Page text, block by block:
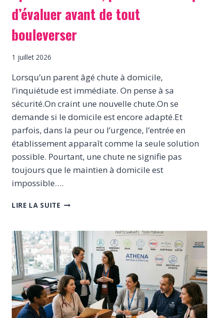
d’évaluer avant de tout
bouleverser
1 juillet 2026
Lorsqu’un parent âgé chute à domicile,
l’inquiétude est immédiate. On pense à sa
sécurité.On craint une nouvelle chute.On se
demande si le domicile est encore adapté.Et
parfois, dans la peur ou l’urgence, l’entrée en
établissement apparaît comme la seule solution
possible. Pourtant, une chute ne signifie pas
toujours que le maintien à domicile est
impossible….
LIRE LA SUITEAPRÈS
PRENONS
LE
TEMPS
D’ÉVALUER
AVANT
DE
TOUT
BOULEVERSER